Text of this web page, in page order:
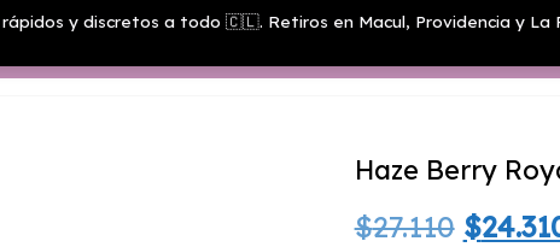
rápidos y discretos a todo 🇨🇱. Retiros en Macul, Providencia y La
Haze Berry
$27.110 El
$